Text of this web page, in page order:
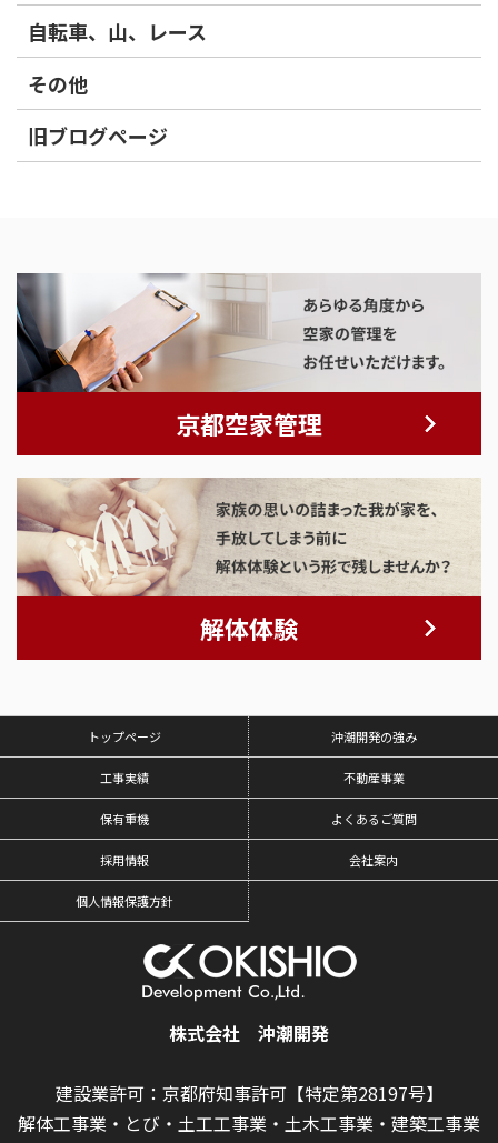
自転車、山、レース
その他
旧ブログページ
京都空家管理
解体体験
トップページ 沖潮開発の強み
工事実績 不動産事業
保有重機 よくあるご質問
採用情報 会社案内
個人情報保護方針
株式会社 沖潮開発
建設業許可：京都府知事許可【特定第28197号】
解体工事業・とび・土工工事業・土木工事業・建築工事業